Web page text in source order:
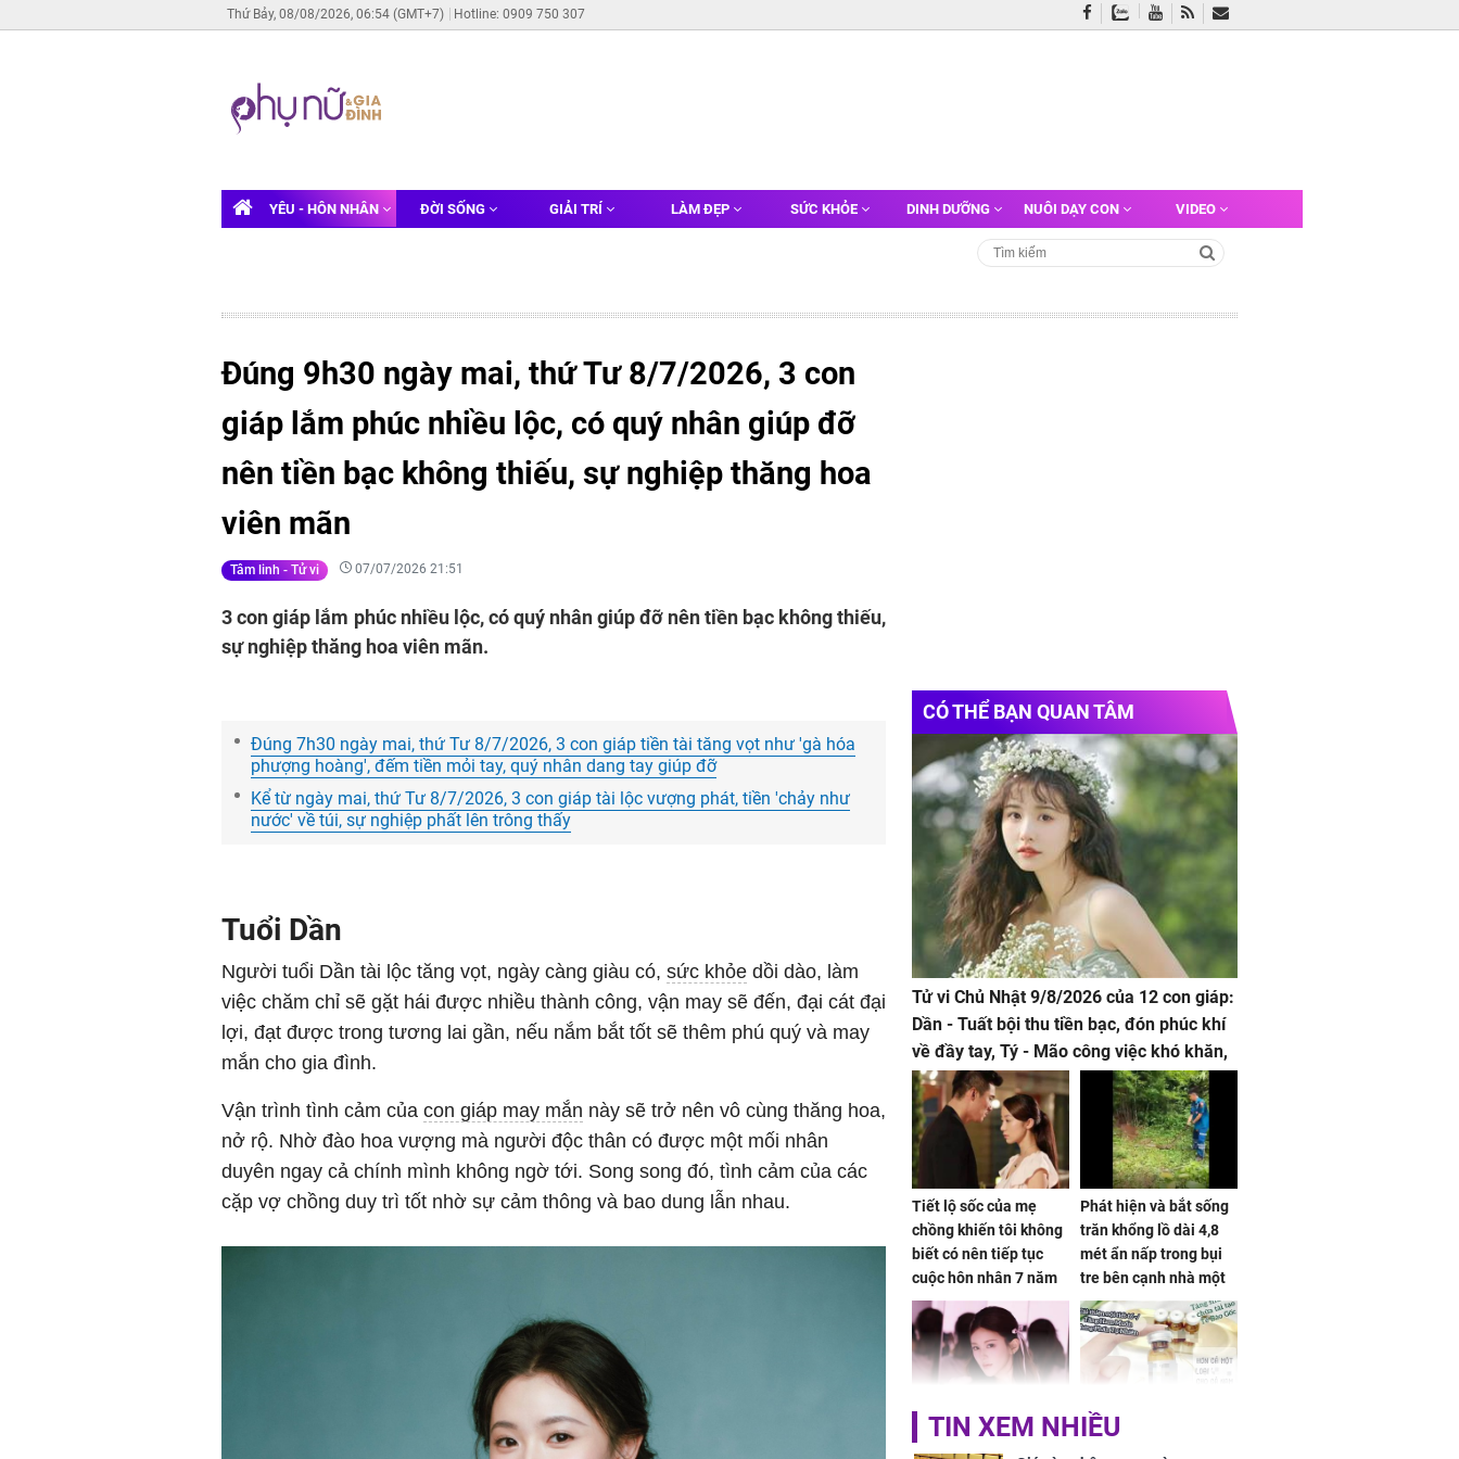
Thứ Bảy, 08/08/2026, 06:54 (GMT+7) Hotline: 0909 750 307
YÊU - HÔN NHÂN ĐỜI SỐNG GIẢI TRÍ LÀM ĐẸP SỨC KHỎE DINH DƯỠNG NUÔI DẠY CON VIDEO
Đúng 9h30 ngày mai, thứ Tư 8/7/2026, 3 con
giáp lắm phúc nhiều lộc, có quý nhân giúp đỡ
nên tiền bạc không thiếu, sự nghiệp thăng hoa
viên mãn
Tâm linh - Tử vi 07/07/2026 21:51
3 con giáp lắm phúc nhiều lộc, có quý nhân giúp đỡ nên tiền bạc không thiếu,
sự nghiệp thăng hoa viên mãn.
Đúng 7h30 ngày mai, thứ Tư 8/7/2026, 3 con giáp tiền tài tăng vọt như 'gà hóa
phượng hoàng', đếm tiền mỏi tay, quý nhân dang tay giúp đỡ
Kể từ ngày mai, thứ Tư 8/7/2026, 3 con giáp tài lộc vượng phát, tiền 'chảy như
nước' về túi, sự nghiệp phất lên trông thấy
Tuổi Dần
Người tuổi Dần tài lộc tăng vọt, ngày càng giàu có, sức khỏe dồi dào, làm
việc chăm chỉ sẽ gặt hái được nhiều thành công, vận may sẽ đến, đại cát đại
lợi, đạt được trong tương lai gần, nếu nắm bắt tốt sẽ thêm phú quý và may
mắn cho gia đình.
Vận trình tình cảm của con giáp may mắn này sẽ trở nên vô cùng thăng hoa,
nở rộ. Nhờ đào hoa vượng mà người độc thân có được một mối nhân
duyên ngay cả chính mình không ngờ tới. Song song đó, tình cảm của các
cặp vợ chồng duy trì tốt nhờ sự cảm thông và bao dung lẫn nhau.
CÓ THỂ BẠN QUAN TÂM
Tử vi Chủ Nhật 9/8/2026 của 12 con giáp:
Dần - Tuất bội thu tiền bạc, đón phúc khí
về đầy tay, Tý - Mão công việc khó khăn,
tiền bạc đội nón ra đi
Tiết lộ sốc của mẹ
chồng khiến tôi không
biết có nên tiếp tục
cuộc hôn nhân 7 năm
nữa hay không
Phát hiện và bắt sống
trăn khổng lồ dài 4,8
mét ẩn nấp trong bụi
tre bên cạnh nhà một
cụ bà
Triệu Lộ Tư muốn bứt
NÓNG: Bộ Y tế chưa
TIN XEM NHIỀU